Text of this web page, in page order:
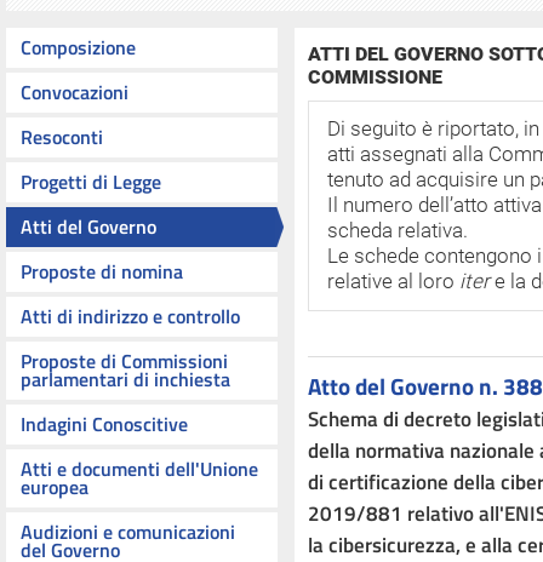
Composizione
Convocazioni
Resoconti
Progetti di Legge
Atti del Governo
Proposte di nomina
Atti di indirizzo e controllo
Proposte di Commissioni
parlamentari di inchiesta
Indagini Conoscitive
Atti e documenti dell'Unione
europea
Audizioni e comunicazioni
del Governo
ATTI DEL GOVERNO
COMMISSIONE
Di seguito è riportato,
atti assegnati alla
tenuto ad acquisire un
Il numero dell’atto
scheda relativa.
Le schede contengono
relative al loro itere la
Atto del Governo n. 388
Schema di decreto
della normativa
di certificazione della
2019/881 relativo
la cibersicurezza, e alla